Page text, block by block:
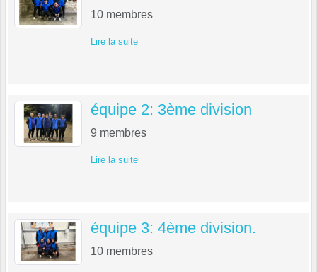
10 membres
Lire la suite
équipe 2: 3ème division
9 membres
Lire la suite
équipe 3: 4ème division.
10 membres